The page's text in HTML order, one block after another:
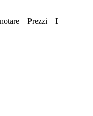
Prezzi Disponibilità